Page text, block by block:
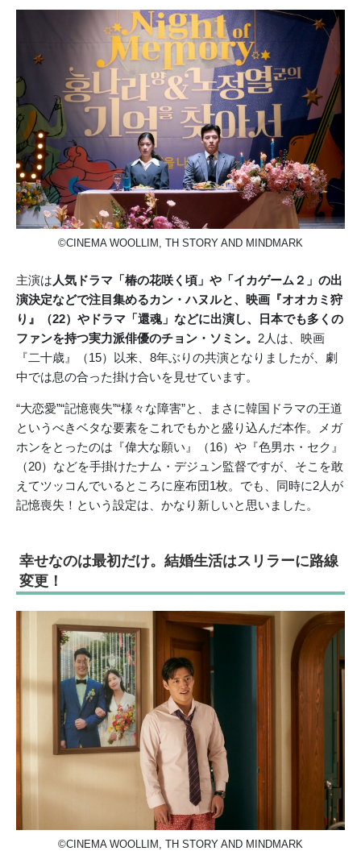
©CINEMA WOOLLIM, TH STORY AND MINDMARK
主演は 人気ドラマ「椿の花咲く頃」や「イカゲーム２」の出
演決定などで注目集めるカン・ハヌルと、映画『オオカミ狩
り』（22）やドラマ「還魂」などに出演し、日本でも多くの
ファンを持つ実力派俳優のチョン・ソミン。 2人は、映画
『二十歳』（15）以来、8年ぶりの共演となりましたが、劇
中では息の合った掛け合いを見せています。
“大恋愛”“記憶喪失”“様々な障害”と、まさに韓国ドラマの王道
というべきベタな要素をこれでもかと盛り込んだ本作。メガ
ホンをとったのは『偉大な願い』（16）や『色男ホ・セク』
（20）などを手掛けたナム・デジュン監督ですが、そこを敢
えてツッコんでいるところに座布団1枚。でも、同時に2人が
記憶喪失！という設定は、かなり新しいと思いました。
幸せなのは最初だけ。結婚生活はスリラーに路線
変更！
©CINEMA WOOLLIM, TH STORY AND MINDMARK